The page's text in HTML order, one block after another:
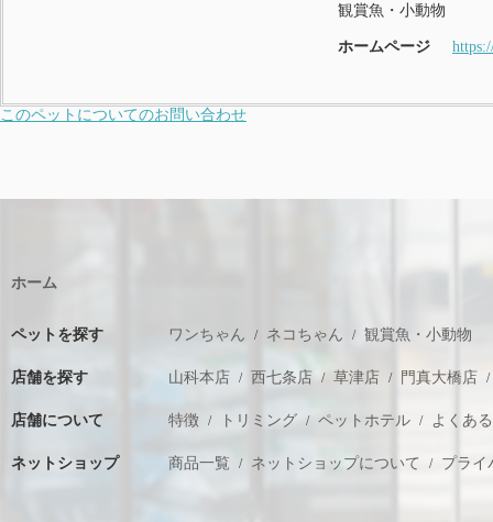
観賞魚・小動物
ホームページ
このペットについてのお問い合わせ
ホーム
ペットを探す ワンちゃん ネコちゃん 観賞魚・小動物
店舗を探す 山科本店 西七条店 草津店 門真大橋店
店舗について 特徴 トリミング ペットホテル よくあ
ネットショップ 商品一覧 ネットショップについて プライ